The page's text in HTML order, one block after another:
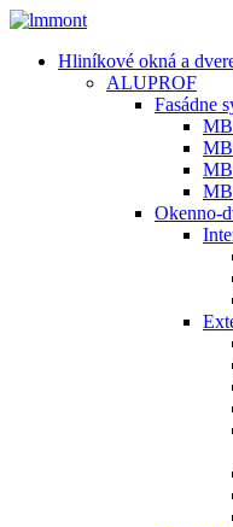
Hliníkové okná a
ALUPROF
Fasádne
Okenno-